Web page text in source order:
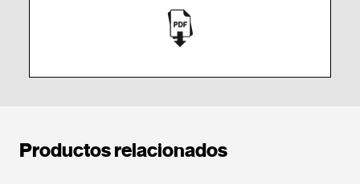
Productos relacionados